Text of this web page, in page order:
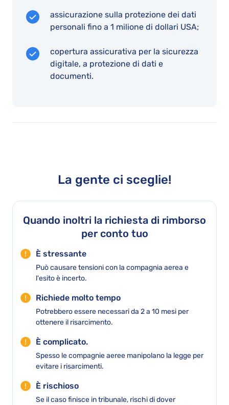
assicurazione sulla protezione dei dati
personali fino a 1 milione di dollari USA;
copertura assicurativa per la sicurezza
digitale, a protezione di dati e
documenti.
La gente ci sceglie!
Quando inoltri la richiesta di rimborso
per conto tuo
È stressante
Può causare tensioni con la compagnia aerea e
l'esito è incerto.
Richiede molto tempo
Potrebbero essere necessari da 2 a 10 mesi per
ottenere il risarcimento.
È complicato.
Spesso le compagnie aeree manipolano la legge per
evitare i risarcimenti.
È rischioso
Se il caso finisce in tribunale, rischi di dover